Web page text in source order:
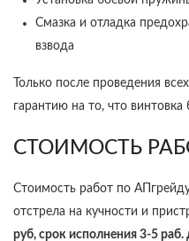
Смазка и отладка
взвода
Только после проведения
гарантию на то, что
СТОИМОСТЬ
Стоимость работ по
отстрела на кучности и
руб, срок исполнения 3-5 раб.